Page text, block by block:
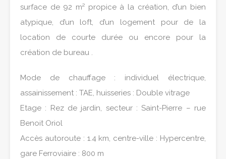
surface de 92 m² propice à la création, d’un bien
atypique, d’un loft, d’un logement pour de la
location de courte durée ou encore pour la
création de bureau .
Mode de chauffage : individuel électrique,
assainissement : TAE, huisseries : Double vitrage
Etage : Rez de jardin, secteur : Saint-Pierre – rue
Benoit Oriol
Accès autoroute : 1.4 km, centre-ville : Hypercentre,
gare Ferroviaire : 800 m